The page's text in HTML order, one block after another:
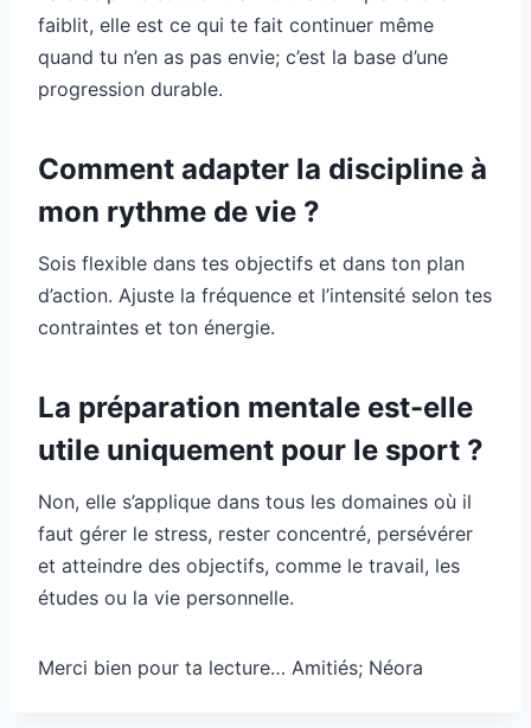
faiblit, elle est ce qui te fait continuer même
quand tu n’en as pas envie; c’est la base d’une
progression durable.
Comment adapter la discipline à
mon rythme de vie ?
Sois flexible dans tes objectifs et dans ton plan
d’action. Ajuste la fréquence et l’intensité selon tes
contraintes et ton énergie.
La préparation mentale est-elle
utile uniquement pour le sport ?
Non, elle s’applique dans tous les domaines où il
faut gérer le stress, rester concentré, persévérer
et atteindre des objectifs, comme le travail, les
études ou la vie personnelle.
Merci bien pour ta lecture… Amitiés; Néora